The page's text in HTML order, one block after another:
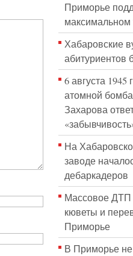
Приморье
максимальном
Хабаровские
абитуриентов
6 августа
атомной
Захарова
На
заводе
дебаркадеров
Массовое
кюветы и
Приморье
В Приморье